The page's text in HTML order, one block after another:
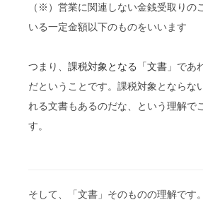
（※）営業に関連しない金銭受取りの
いる一定金額以下のものをいいます
つまり、 課税対象となる「文書」 であ
だということです。課税対象とならな
れる文書もあるのだな、という理解で
す。
そして、「文書」そのものの理解です。